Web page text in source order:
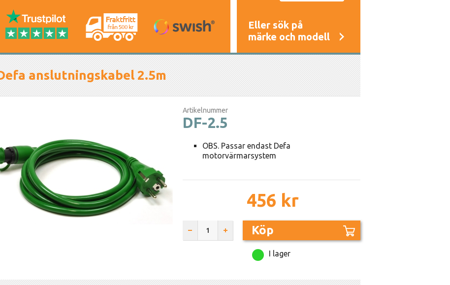
Eller sök på
märke och modell
anslutningskabel 2.5m
Artikelnummer
DF-2.5
OBS. Passar endast Defa
motorvärmarsystem
456 kr
Köp
I lager